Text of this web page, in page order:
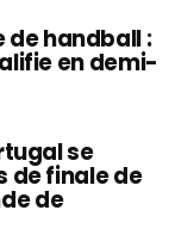
de handball :
en demi-
se
de finale de
de